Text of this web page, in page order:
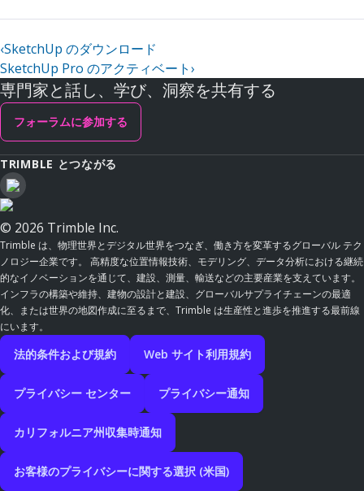
‹SketchUp のダウンロード
SketchUp Pro のアクティベート›
専門家と話し、学び、洞察を共有する
フォーラムに参加する
TRIMBLE とつながる
© 2026 Trimble Inc.
Trimble は、物理世界とデジタル世界をつなぎ、働き方を変革するグローバル テク
ノロジー企業です。 高精度な位置情報技術、モデリング、データ分析における継続
的なイノベーションを通じて、建設、測量、輸送などの主要産業を支えています。
インフラの構築や維持、建物の設計と建設、グローバルサプライチェーンの最適
化、または世界の地図作成に至るまで、Trimble は生産性と進歩を推進する最前線
にいます。
法的条件および規約 Web サイト利用規約
プライバシー センター プライバシー通知
カリフォルニア州収集時通知
お客様のプライバシーに関する選択 (米国)